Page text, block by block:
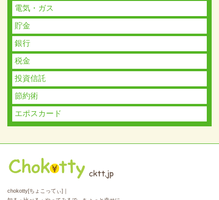
電気・ガス
貯金
銀行
税金
投資信託
節約術
エポスカード
chokotty[ちょこってぃ]｜